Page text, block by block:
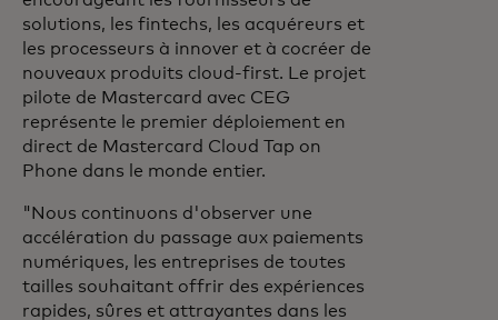
solutions, les fintechs, les acquéreurs et
les processeurs à innover et à cocréer de
nouveaux produits cloud-first. Le projet
pilote de Mastercard avec CEG
représente le premier déploiement en
direct de Mastercard Cloud Tap on
Phone dans le monde entier.
"Nous continuons d'observer une
accélération du passage aux paiements
numériques, les entreprises de toutes
tailles souhaitant offrir des expériences
rapides, sûres et attrayantes dans les